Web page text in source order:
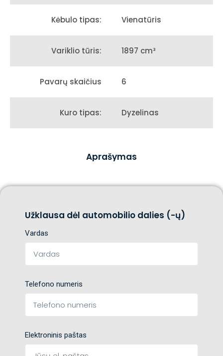
Kėbulo tipas: Vienatūris
Variklio tūris: 1897 cm³
Pavarų skaičius 6
Kuro tipas: Dyzelinas
Aprašymas
Užklausa dėl automobilio dalies (-ų)
Vardas
Telefono numeris
Elektroninis paštas